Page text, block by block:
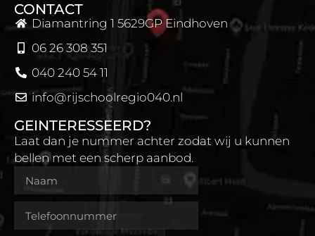
CONTACT
Diamantring 1 5629GP Eindhoven
06 26 308 351
040 240 54 11
info@rijschoolregio040.nl
GEINTERESSEERD?
Laat dan je nummer achter zodat wij u kunnen
bellen met een scherp aanbod.